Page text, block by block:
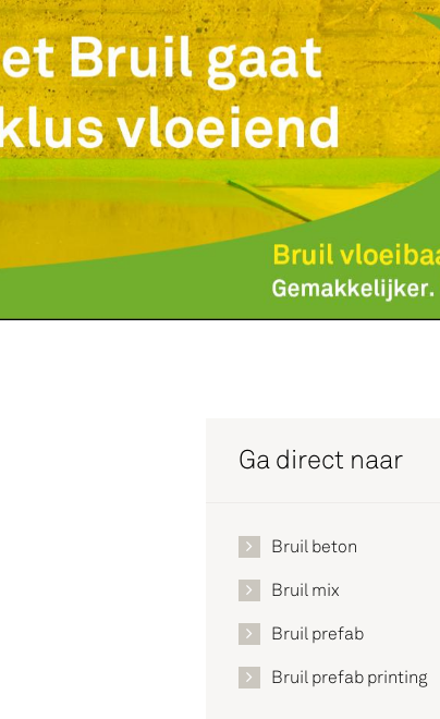
Service
Productgroep Betonmortel
Werken bij Bruil
Silo-service
Ga direct naar
Bruil beton
Bruil mix
Bruil prefab
Bruil prefab printing